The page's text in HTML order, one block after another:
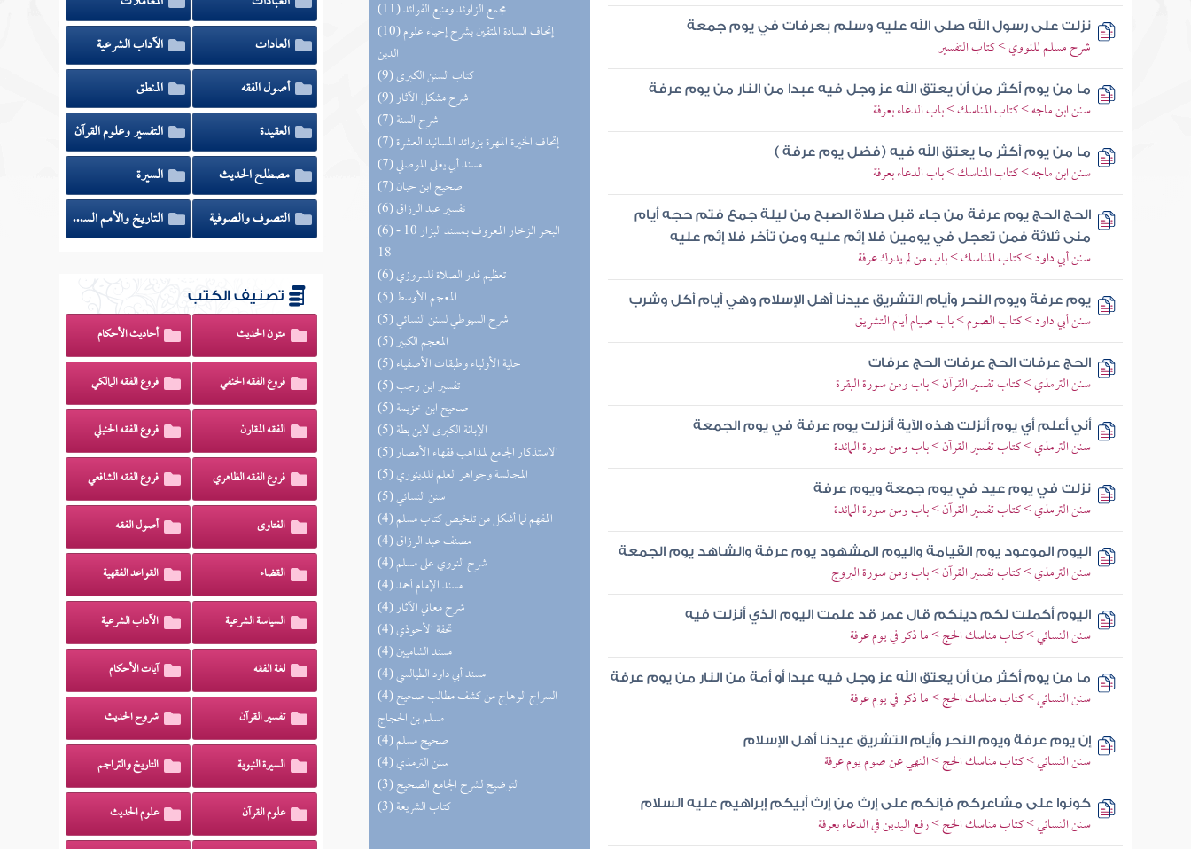
(11) مجمع الزاوئد ومنبع الفوائد
(10) إتحاف السادة المتقين بشرح إحياء علوم
الدين
(9) كتاب السنن الكبرى
(9) شرح مشكل الآثار
(7) شرح السنة
(7) إتحاف الخيرة المهرة بزوائد المسانيد العشرة
(7) مسند أبي يعلى الموصلي
(7) صحيح ابن حبان
(6) تفسير عبد الرزاق
(6) البحر الزخار المعروف بمسند البزار 10 -
18
(6) تعظيم قدر الصلاة للمروزي
(5) المعجم الأوسط
(5) شرح السيوطي لسنن النسائي
(5) المعجم الكبير
(5) حلية الأولياء وطبقات الأصفياء
(5) تفسير ابن رجب
(5) صحيح ابن خزيمة
(5) الإبانة الكبرى لابن بطة
(5) الاستذكار الجامع لمذاهب فقهاء الأمصار
(5) المجالسة وجواهر العلم للدينوري
(5) سنن النسائي
(4) المفهم لما أشكل من تلخيص كتاب مسلم
(4) مصنف عبد الرزاق
(4) شرح النووي على مسلم
(4) مسند الإمام أحمد
(4) شرح معاني الآثار
(4) تحفة الأحوذي
(4) مسند الشاميين
(4) مسند أبي داود الطيالسي
(4) السراج الوهاج من كشف مطالب صحيح
مسلم بن الحجاج
(4) صحيح مسلم
(4) سنن الترمذي
(3) التوضيح لشرح الجامع الصحيح
(3) كتاب الشريعة
نزلت على رسول الله صلى الله عليه وسلم بعرفات في يوم جمعة
شرح مسلم للنووي > كتاب التفسير
ما من يوم أكثر من أن يعتق الله عز وجل فيه عبدا من النار من يوم عرفة
سنن ابن ماجه > كتاب المناسك > باب الدعاء بعرفة
ما من يوم أكثر ما يعتق الله فيه (فضل يوم عرفة )
سنن ابن ماجه > كتاب المناسك > باب الدعاء بعرفة
الحج الحج يوم عرفة من جاء قبل صلاة الصبح من ليلة جمع فتم حجه أيام
منى ثلاثة فمن تعجل في يومين فلا إثم عليه ومن تأخر فلا إثم عليه
سنن أبي داود > كتاب المناسك > باب من لم يدرك عرفة
يوم عرفة ويوم النحر وأيام التشريق عيدنا أهل الإسلام وهي أيام أكل وشرب
سنن أبي داود > كتاب الصوم > باب صيام أيام التشريق
الحج عرفات الحج عرفات الحج عرفات
سنن الترمذي > كتاب تفسير القرآن > باب ومن سورة البقرة
أني أعلم أي يوم أنزلت هذه الآية أنزلت يوم عرفة في يوم الجمعة
سنن الترمذي > كتاب تفسير القرآن > باب ومن سورة المائدة
نزلت في يوم عيد في يوم جمعة ويوم عرفة
سنن الترمذي > كتاب تفسير القرآن > باب ومن سورة المائدة
اليوم الموعود يوم القيامة واليوم المشهود يوم عرفة والشاهد يوم الجمعة
سنن الترمذي > كتاب تفسير القرآن > باب ومن سورة البروج
اليوم أكملت لكم دينكم قال عمر قد علمت اليوم الذي أنزلت فيه
سنن النسائي > كتاب مناسك الحج > ما ذكر في يوم عرفة
ما من يوم أكثر من أن يعتق الله عز وجل فيه عبدا أو أمة من النار من يوم عرفة
سنن النسائي > كتاب مناسك الحج > ما ذكر في يوم عرفة
إن يوم عرفة ويوم النحر وأيام التشريق عيدنا أهل الإسلام
سنن النسائي > كتاب مناسك الحج > النهي عن صوم يوم عرفة
كونوا على مشاعركم فإنكم على إرث من إرث أبيكم إبراهيم عليه السلام
سنن النسائي > كتاب مناسك الحج > رفع اليدين في الدعاء بعرفة
العادات
الآداب الشرعية
أصول الفقه
المنطق
العقيدة
التفسير وعلوم القرآن
مصطلح الحديث
السيرة
التصوف والصوفية
التاريخ والأمم السابقة
تصنيف الكتب
متون الحديث أحاديث الأحكام
فروع الفقه الحنفي فروع الفقه المالكي
الفقه المقارن فروع الفقه الحنبلي
فروع الفقه الظاهري فروع الفقه الشافعي
الفتاوى أصول الفقه
القضاء القواعد الفقهية
السياسة الشرعية الآداب الشرعية
لغة الفقه آيات الأحكام
تفسير القرآن شروح الحديث
السيرة النبوية التاريخ والتراجم
علوم القرآن علوم الحديث